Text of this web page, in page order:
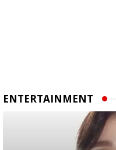
ENTERTAINMENT